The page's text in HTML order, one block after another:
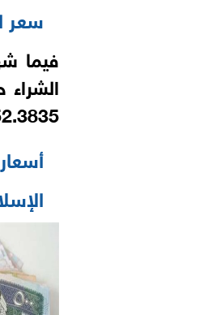
سعر
فيما
52.3835 جنيه، أمس الإثنين 24–5–2021، وفقًا لبيانات